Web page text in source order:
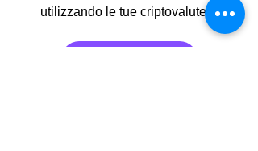
utilizzando le tue criptovalute.